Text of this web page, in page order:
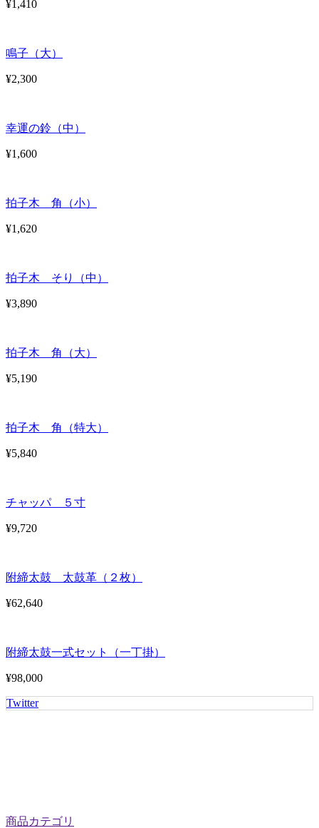
¥1,410
鳴子（大）
¥2,300
幸運の鈴（中）
¥1,600
拍子木 角（小）
¥1,620
拍子木 そり（中）
¥3,890
拍子木 角（大）
¥5,190
拍子木 角（特大）
¥5,840
チャッパ ５寸
¥9,720
附締太鼓 太鼓革（２枚）
¥62,640
附締太鼓一式セット（一丁掛）
¥98,000
Twitter
商品カテゴリ